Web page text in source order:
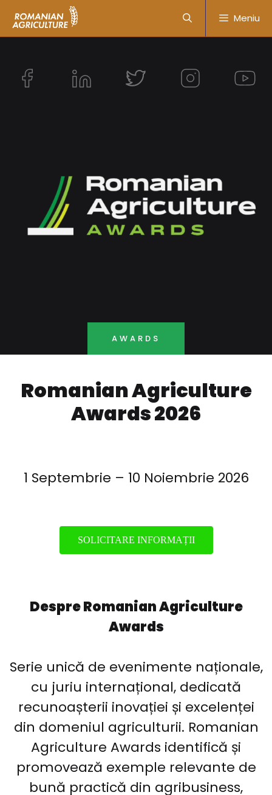
Meniu
AWARDS
Romanian Agriculture
Awards 2026
1 Septembrie – 10 Noiembrie 2026
SOLICITARE INFORMAȚII
Despre Romanian Agriculture
Awards
Serie unică de evenimente naționale,
cu juriu internațional, dedicată
recunoașterii inovației și excelenței
din domeniul agriculturii. Romanian
Agriculture Awards identifică și
promovează exemple relevante de
bună practică din agribusiness,